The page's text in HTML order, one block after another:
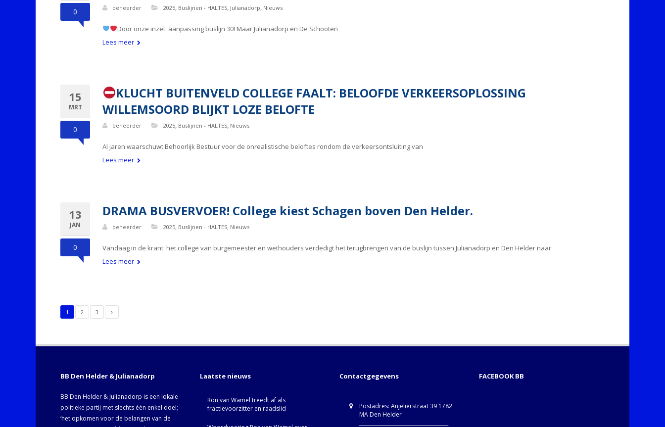
0 beheerder 2025, Buslijnen - HALTES, Julianadorp, Nieuws
Door onze inzet: aanpassing buslijn 30! Maar Julianadorp en De Schooten
Lees meer
15
MRT
0
KLUCHT BUITENVELD COLLEGE FAALT: BELOOFDE VERKEERSOPLOSSING
WILLEMSOORD BLIJKT LOZE BELOFTE
beheerder 2025, Buslijnen - HALTES, Nieuws
Al jaren waarschuwt Behoorlijk Bestuur voor de onrealistische beloftes rondom de verkeersontsluiting van
Lees meer
13
JAN
0
DRAMA BUSVERVOER! College kiest Schagen boven Den Helder.
beheerder 2025, Buslijnen - HALTES, Nieuws
Vandaag in de krant: het college van burgemeester en wethouders verdedigt het terugbrengen van de buslijn tussen Julianadorp en Den Helder naar
Lees meer
1 2 3
BB Den Helder & Julianadorp
BB Den Helder & Julianadorp is een lokale
politieke partij met slechts één enkel doel;
‘het opkomen voor de belangen van de
Laatste nieuws
Ron van Wamel treedt af als
fractievoorzitter en raadslid
Contactgegevens
Postadres: Anjelierstraat 39 1782
MA Den Helder
FACEBOOK BB